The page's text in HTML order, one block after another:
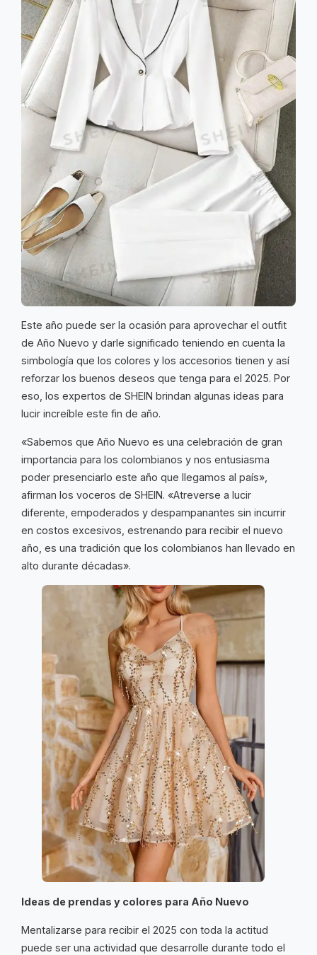
Este año puede ser la ocasión para aprovechar el outfit
de Año Nuevo y darle significado teniendo en cuenta la
simbología que los colores y los accesorios tienen y así
reforzar los buenos deseos que tenga para el 2025. Por
eso, los expertos de SHEIN brindan algunas ideas para
lucir increíble este fin de año.
«Sabemos que Año Nuevo es una celebración de gran
importancia para los colombianos y nos entusiasma
poder presenciarlo este año que llegamos al país»,
afirman los voceros de SHEIN. «Atreverse a lucir
diferente, empoderados y despampanantes sin incurrir
en costos excesivos, estrenando para recibir el nuevo
año, es una tradición que los colombianos han llevado en
alto durante décadas».
Ideas de prendas y colores para Año Nuevo
Mentalizarse para recibir el 2025 con toda la actitud
puede ser una actividad que desarrolle durante todo el